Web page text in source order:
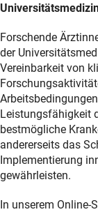
Forschende
der
Vereinbarkeit von
Leistungsfähigkeit
bestmögliche
andererseits das
Implementierung
gewährleisten.
In unserem Online-